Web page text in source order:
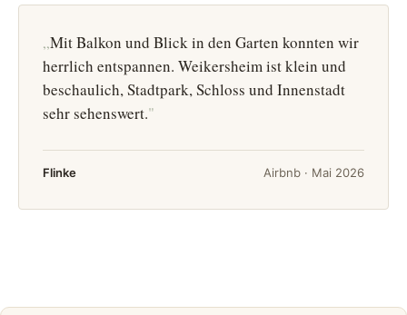
Mit Balkon und Blick in den Garten konnten wir
herrlich entspannen. Weikersheim ist klein und
beschaulich, Stadtpark, Schloss und Innenstadt
sehr sehenswert.
Flinke Airbnb · Mai 2026